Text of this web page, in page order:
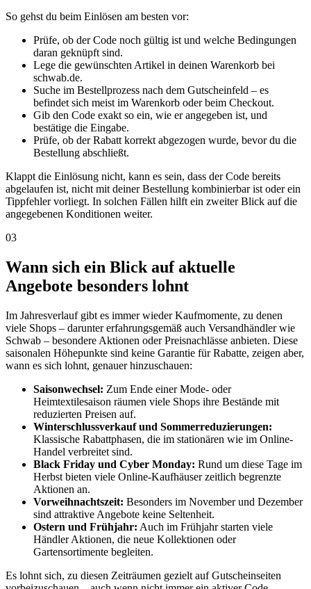
So gehst du beim Einlösen am besten vor:
Prüfe, ob der Code noch gültig ist und welche Bedingungen
daran geknüpft sind.
Lege die gewünschten Artikel in deinen Warenkorb bei
schwab.de.
Suche im Bestellprozess nach dem Gutscheinfeld – es
befindet sich meist im Warenkorb oder beim Checkout.
Gib den Code exakt so ein, wie er angegeben ist, und
bestätige die Eingabe.
Prüfe, ob der Rabatt korrekt abgezogen wurde, bevor du die
Bestellung abschließt.
Klappt die Einlösung nicht, kann es sein, dass der Code bereits
abgelaufen ist, nicht mit deiner Bestellung kombinierbar ist oder ein
Tippfehler vorliegt. In solchen Fällen hilft ein zweiter Blick auf die
angegebenen Konditionen weiter.
03
Wann sich ein Blick auf aktuelle
Angebote besonders lohnt
Im Jahresverlauf gibt es immer wieder Kaufmomente, zu denen
viele Shops – darunter erfahrungsgemäß auch Versandhändler wie
Schwab – besondere Aktionen oder Preisnachlässe anbieten. Diese
saisonalen Höhepunkte sind keine Garantie für Rabatte, zeigen aber,
wann es sich lohnt, genauer hinzuschauen:
Saisonwechsel: Zum Ende einer Mode- oder
Heimtextilesaison räumen viele Shops ihre Bestände mit
reduzierten Preisen auf.
Winterschlussverkauf und Sommerreduzierungen:
Klassische Rabattphasen, die im stationären wie im Online-
Handel verbreitet sind.
Black Friday und Cyber Monday: Rund um diese Tage im
Herbst bieten viele Online-Kaufhäuser zeitlich begrenzte
Aktionen an.
Vorweihnachtszeit: Besonders im November und Dezember
sind attraktive Angebote keine Seltenheit.
Ostern und Frühjahr: Auch im Frühjahr starten viele
Händler Aktionen, die neue Kollektionen oder
Gartensortimente begleiten.
Es lohnt sich, zu diesen Zeiträumen gezielt auf Gutscheinseiten